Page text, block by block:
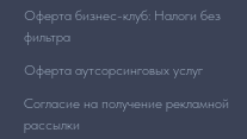
Оферта бизнес-клуб: Налоги без
фильтра
Оферта аутсорсинговых услуг
Согласие на получение рекламной
рассылки